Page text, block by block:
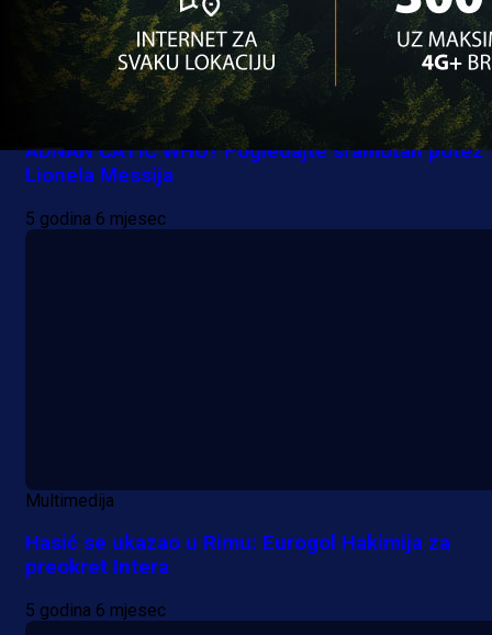
Multimedija
ADNAN ĆATIĆ WHO? Pogledajte sramotan potez
Lionela Messija
5 godina 6 mjesec
Multimedija
Hasić se ukazao u Rimu: Eurogol Hakimija za
preokret Intera
5 godina 6 mjesec